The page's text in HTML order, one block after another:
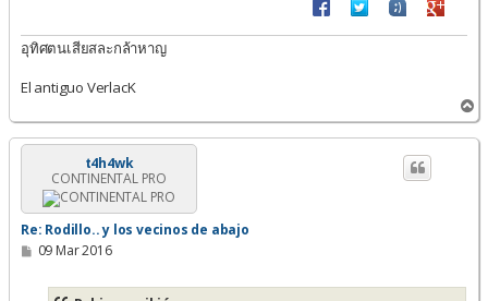
อุทิศตนเสียสละกล้าหาญ
El antiguo VerlacK
r
r
t4h4wk
CONTINENTAL PRO
Re: Rodillo.. y los vecinos de abajo
M
09 Mar 2016